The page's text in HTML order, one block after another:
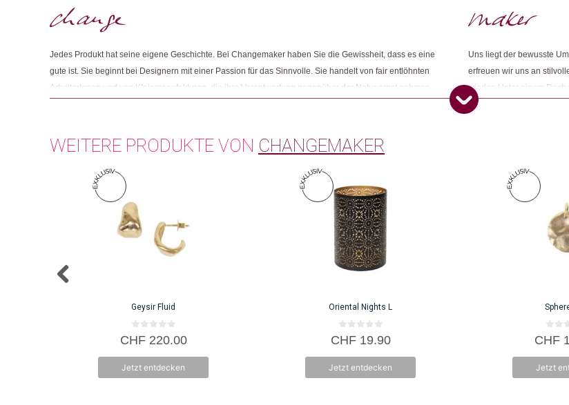
Weitere Produkte shoppen,
Jedes Produkt hat seine eigene Geschichte. Bei Changemaker haben Sie die Gewissheit, dass es eine
gute ist. Sie beginnt bei Designern mit einer Passion für das Sinnvolle. Sie handelt von fair entlöhnten
ArbeiterInnen und von Kleinmanufakturen, die ihre Verantwortung gegenüber der Natur ernst nehmen.
Uns liegt der bewusste
erfreuen wir uns an
wieder: Unter einem
Konsumbewusstseins
WEITERE PRODUKTE VON CHANGEMAKER
Geysir Fluid
0
v
5
CHF220.00
Jetzt entdecken
Oriental Nights L
0
v
5
CHF19.90
Jetzt entdecken
0
v
5
CHF
Jetzt